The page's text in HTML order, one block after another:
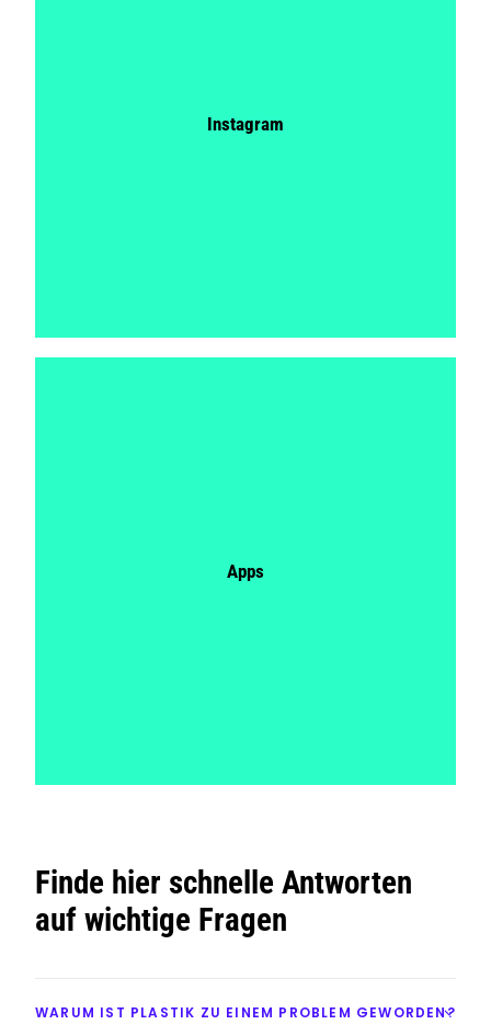
Instagram
Apps
Finde hier schnelle Antworten
auf wichtige Fragen
WARUM IST PLASTIK ZU EINEM PROBLEM GEWORDEN?